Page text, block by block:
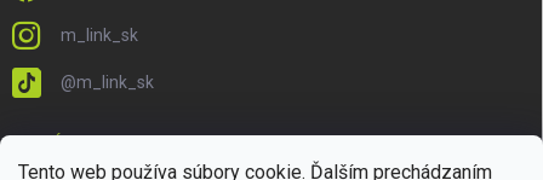
Tento web používa súbory cookie. Ďalším prechádzaním
m_link_sk
@m_link_sk